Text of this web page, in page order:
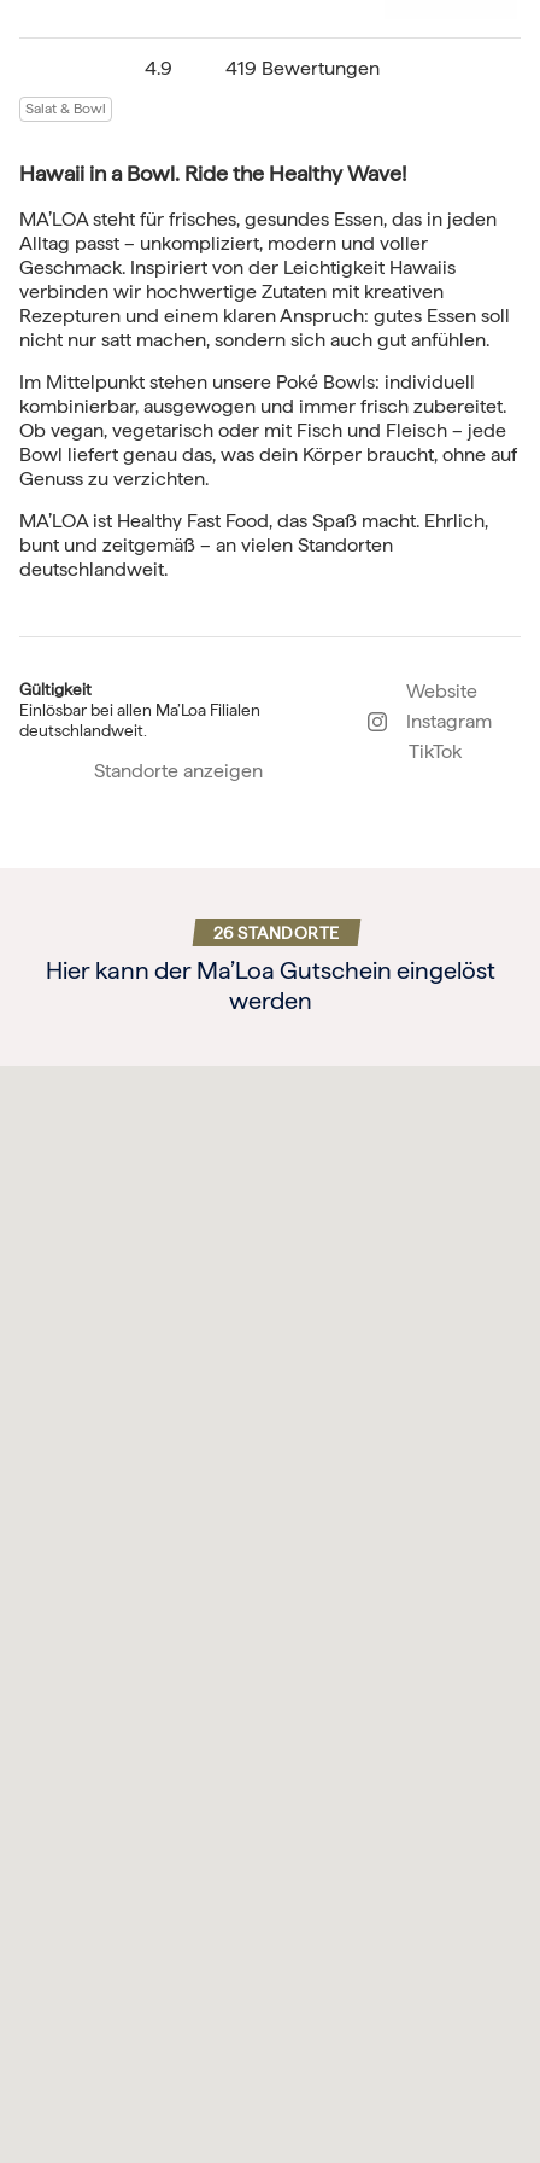
4.9 419 Bewertungen
Salat & Bowl
Hawaii in a Bowl. Ride the Healthy Wave!
MA’LOA steht für frisches, gesundes Essen, das in jeden
Alltag passt – unkompliziert, modern und voller
Geschmack. Inspiriert von der Leichtigkeit Hawaiis
verbinden wir hochwertige Zutaten mit kreativen
Rezepturen und einem klaren Anspruch: gutes Essen soll
nicht nur satt machen, sondern sich auch gut anfühlen.
Im Mittelpunkt stehen unsere Poké Bowls: individuell
kombinierbar, ausgewogen und immer frisch zubereitet.
Ob vegan, vegetarisch oder mit Fisch und Fleisch – jede
Bowl liefert genau das, was dein Körper braucht, ohne auf
Genuss zu verzichten.
MA’LOA ist Healthy Fast Food, das Spaß macht. Ehrlich,
bunt und zeitgemäß – an vielen Standorten
deutschlandweit.
Gültigkeit
Einlösbar bei allen Ma’Loa Filialen
deutschlandweit.
Standorte anzeigen
Website
Instagram
TikTok
26 STANDORTE
Hier kann der Ma’Loa Gutschein eingelöst
werden